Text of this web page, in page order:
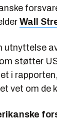
Wall
utnyttelse
støtter
i
vet om